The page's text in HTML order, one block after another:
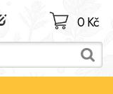
0 Kč